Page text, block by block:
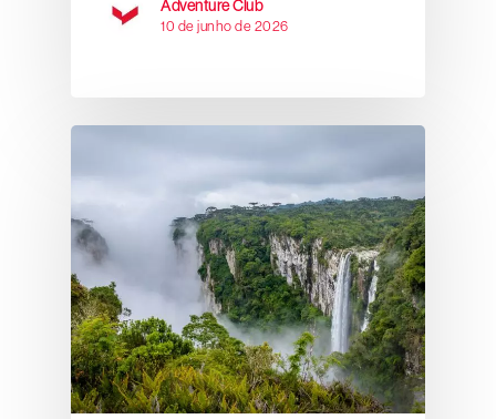
Adventure Club
10 de junho de 2026